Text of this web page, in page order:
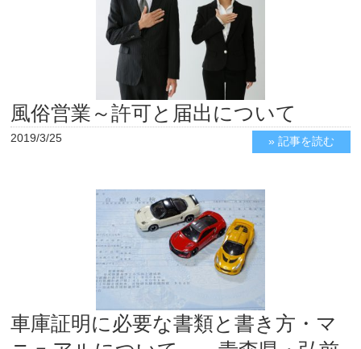
風俗営業～許可と届出について
2019/3/25 » 記事を読む
車庫証明に必要な書類と書き方・マ